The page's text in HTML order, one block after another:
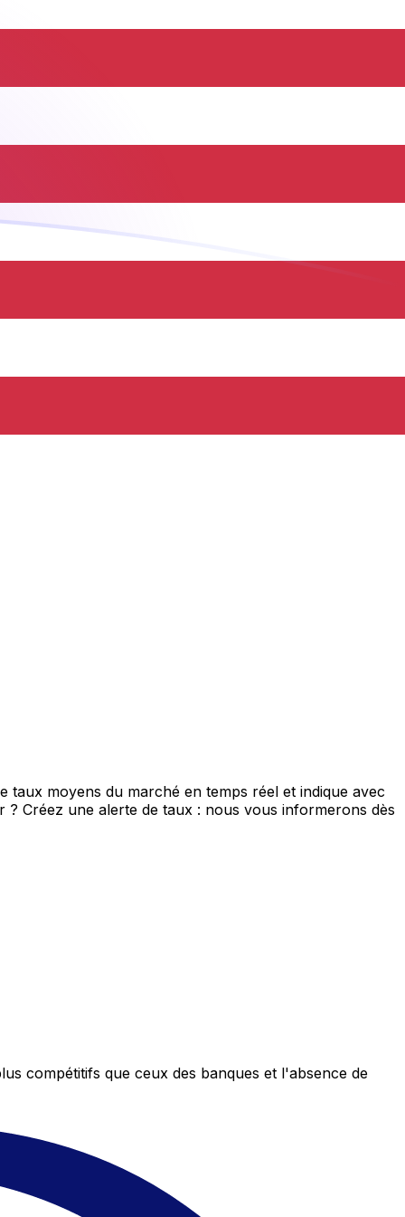
taux moyens du marché en temps réel et indique avec
Créez une alerte de taux : nous vous informerons dès
compétitifs que ceux des banques et l'absence de